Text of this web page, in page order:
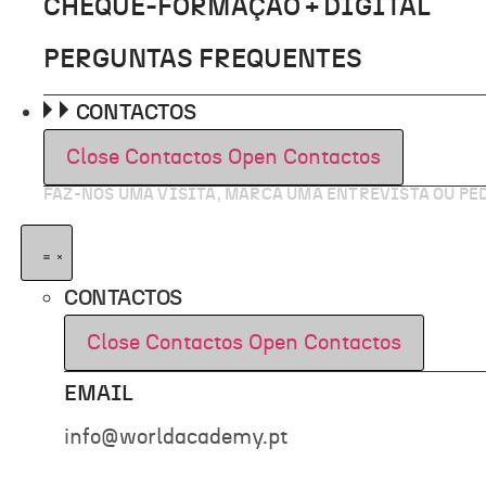
CHEQUE-FORMAÇÃO + DIGITAL
PERGUNTAS FREQUENTES
CONTACTOS
Close Contactos Open Contactos
FAZ-NOS UMA VISITA, MARCA UMA ENTREVISTA OU
CONTACTOS
Close Contactos Open Contactos
EMAIL
info@worldacademy.pt